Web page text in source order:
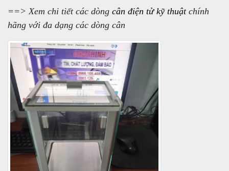
==> Xem chi tiết các dòng cân điện tử kỹ thuậtchính
hãng với đa dạng các dòng cân